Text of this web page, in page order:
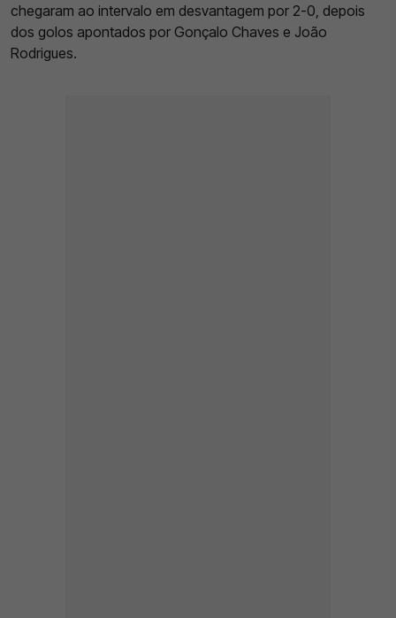
chegaram ao intervalo em desvantagem por 2-0, depois
dos golos apontados por Gonçalo Chaves e João
Rodrigues.